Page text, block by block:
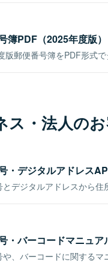
簿PDF（2025年度版）
版郵便番号簿をPDF形式で
ス・法人の
・デジタルアドレス
デジタルアドレスから住
・バーコードマニュア
、バーコードに関するマ